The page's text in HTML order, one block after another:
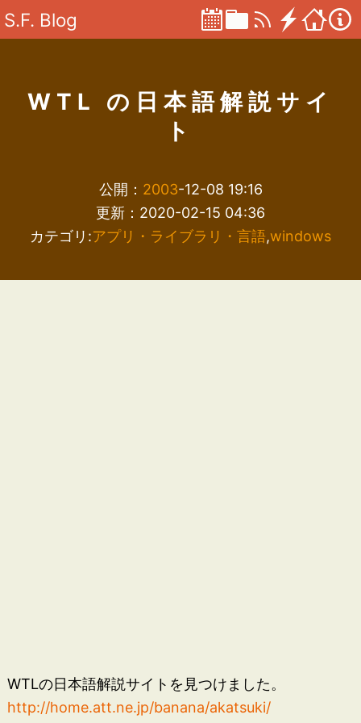
S.F. Blog
WTL の日本語解説サイ
ト
公開： 2003-12-08 19:16
更新：2020-02-15 04:36
カテゴリ:アプリ・ライブラリ・言語,windows
WTLの日本語解説サイトを見つけました。
http://home.att.ne.jp/banana/akatsuki/